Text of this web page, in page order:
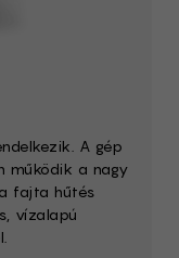
A gép
működik a nagy
fajta hűtés
vízalapú